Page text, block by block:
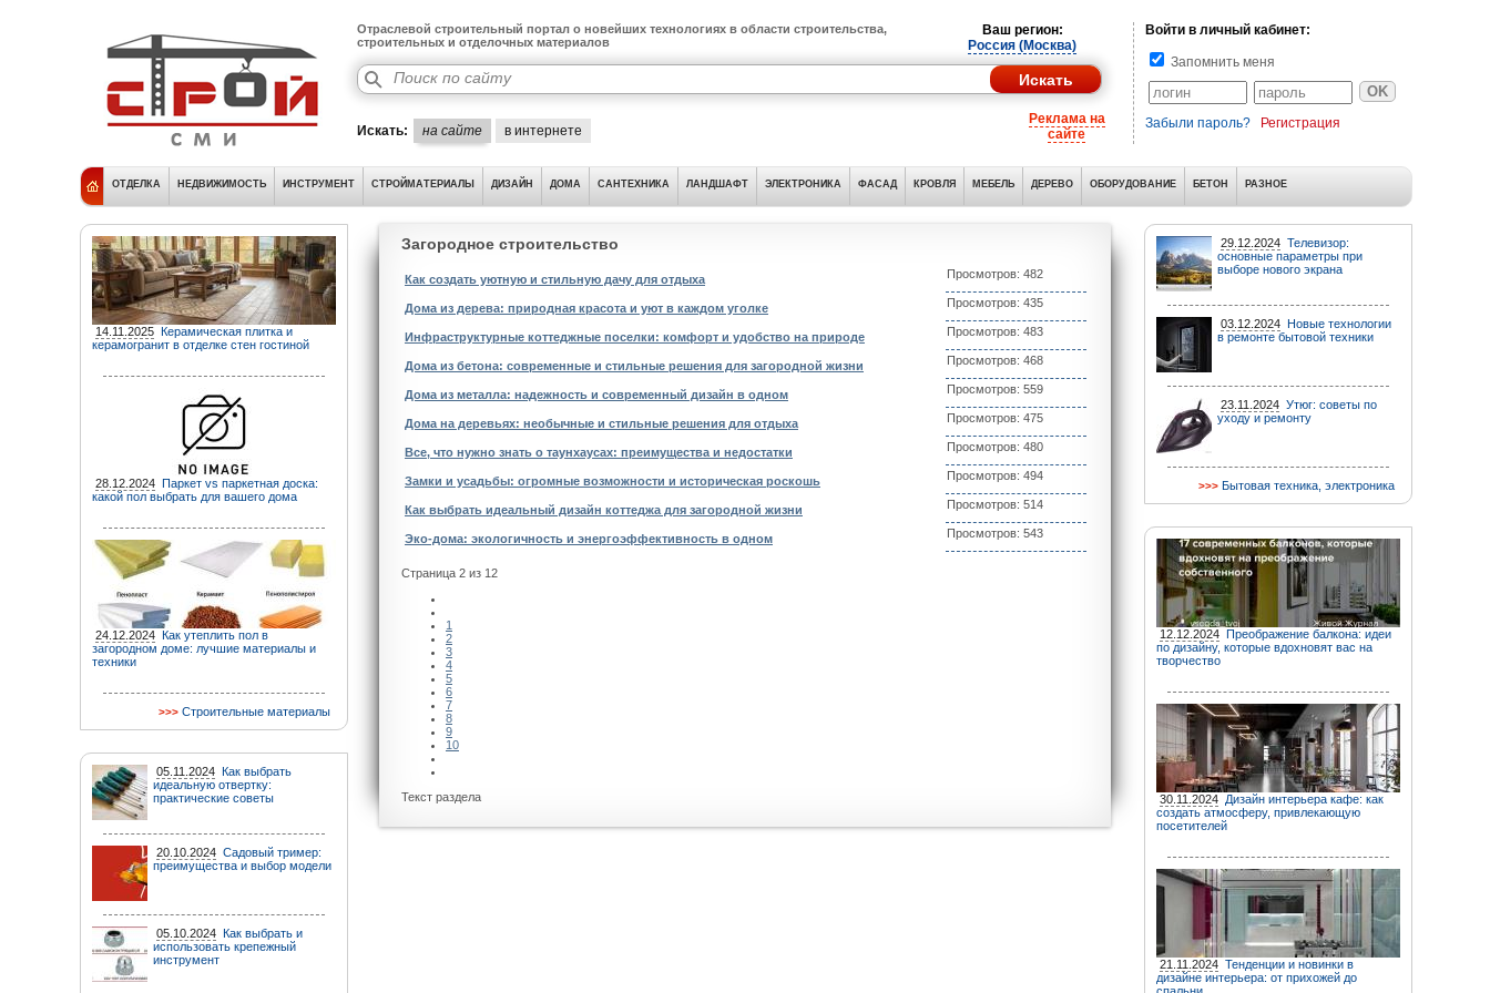
Отраслевой строительный портал о новейших технологиях в области строительства,
строительных и отделочных материалов
Ваш регион:
Россия (Москва)
Искать: на сайте в интернете
Реклама на
сайте
Войти в личный кабинет:
Запомнить меня
Забыли пароль? Регистрация
ОТДЕЛКА НЕДВИЖИМОСТЬ ИНСТРУМЕНТ СТРОЙМАТЕРИАЛЫ ДИЗАЙН ДОМА САНТЕХНИКА ЛАНДШАФТ ЭЛЕКТРОНИКА ФАСАД КРОВЛЯ МЕБЕЛЬ ДЕРЕВО ОБОРУДОВАНИЕ БЕТОН РАЗНОЕ
14.11.2025 Керамическая плитка и
керамогранит в отделке стен гостиной
28.12.2024 Паркет vs паркетная доска:
какой пол выбрать для вашего дома
24.12.2024 Как утеплить пол в
загородном доме: лучшие материалы и
техники
Строительные материалы
05.11.2024 Как выбрать
идеальную отвертку:
практические советы
20.10.2024 Садовый тример:
преимущества и выбор модели
05.10.2024 Как выбрать и
использовать крепежный
инструмент
Загородное строительство
Как создать уютную и стильную дачу для отдыха Просмотров: 482
Дома из дерева: природная красота и уют в каждом уголке Просмотров: 435
Инфраструктурные коттеджные поселки: комфорт и удобство на природе Просмотров: 483
Дома из бетона: современные и стильные решения для загородной жизни Просмотров: 468
Дома из металла: надежность и современный дизайн в одном Просмотров: 559
Дома на деревьях: необычные и стильные решения для отдыха Просмотров: 475
Все, что нужно знать о таунхаусах: преимущества и недостатки Просмотров: 480
Замки и усадьбы: огромные возможности и историческая роскошь Просмотров: 494
Как выбрать идеальный дизайн коттеджа для загородной жизни Просмотров: 514
Эко-дома: экологичность и энергоэффективность в одном Просмотров: 543
Страница 2 из 12
1
2
3
4
5
6
7
8
9
10
Текст раздела
29.12.2024 Телевизор:
основные параметры при
выборе нового экрана
03.12.2024 Новые технологии
в ремонте бытовой техники
23.11.2024 Утюг: советы по
уходу и ремонту
Бытовая техника, электроника
12.12.2024 Преображение балкона: идеи
по дизайну, которые вдохновят вас на
творчество
30.11.2024 Дизайн интерьера кафе: как
создать атмосферу, привлекающую
посетителей
21.11.2024 Тенденции и новинки в
дизайне интерьера: от прихожей до